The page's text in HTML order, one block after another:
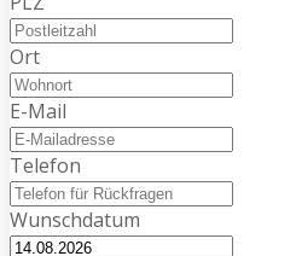
Ort
E-Mail
Telefon
Wunschdatum